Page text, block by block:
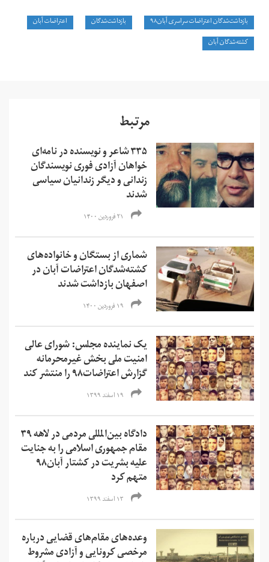
بازداشت‌شدگان اعتراضات سراسری آبان۹۸ بازداشت‌شدگان
اعتراضات آبان
کشته‌شدگان آبان
مرتبط
۳۳۵ شاعر و نویسنده در نامه‌ای
خواهان آزادی فوری نویسندگان
زندانی و دیگر زندانیان سیاسی
شدند
۲۱ فروردین ۱۴۰۰
شماری از بستگان و خانواده‌‌های
کشته‌شدگان اعتراضات آبان در
اصفهان بازداشت شدند
۱۹ فروردین ۱۴۰۰
یک نماینده مجلس: شورای عالی
امنیت ملی بخش غیرمحرمانه
گزارش اعتراضات۹۸ را منتشر کند
۱۹ اسفند ۱۳۹۹
دادگاه بین‌المللی مردمی در لاهه ۳۹
مقام جمهوری اسلامی را به جنایت
علیه بشریت در کشتار آبان۹۸
متهم کرد
۱۳ اسفند ۱۳۹۹
وعده‌های مقام‌های قضایی درباره
مرخصی کرونایی و آزادی مشروط